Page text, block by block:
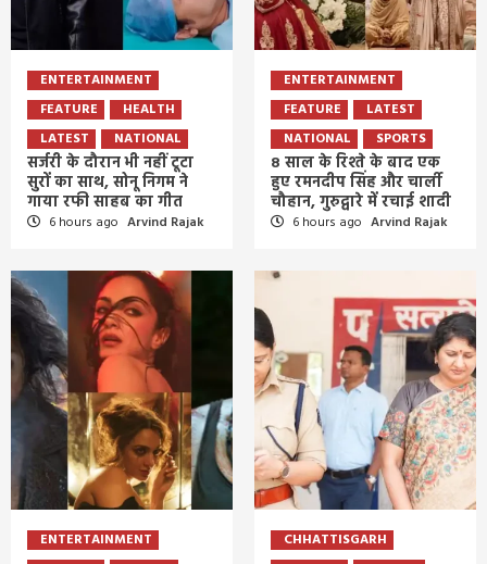
ENTERTAINMENT
FEATURE
HEALTH
LATEST
NATIONAL
सर्जरी के दौरान भी नहीं टूटा
सुरों का साथ, सोनू निगम ने
गाया रफी साहब का गीत
6 hours ago Arvind Rajak
ENTERTAINMENT
FEATURE
LATEST
NATIONAL
SPORTS
8 साल के रिश्ते के बाद एक
हुए रमनदीप सिंह और चार्ली
चौहान, गुरुद्वारे में रचाई शादी
6 hours ago Arvind Rajak
ENTERTAINMENT
CHHATTISGARH